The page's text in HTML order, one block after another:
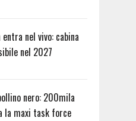
nel vivo: cabina
nel 2027
nero: 200mila
la maxi task force